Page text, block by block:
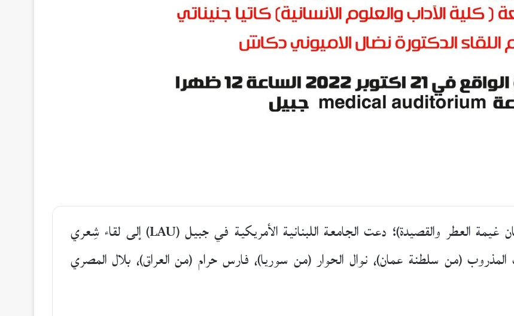
برعاية وزارة الثقافة اللبنانية وتحت عنوان (لبنان غيمة العطر والقصيدة)؛ دعت الجامعة اللبنانية الأمريكية في جبيل (LAU) إلى لقاء شِعري
(من سلطنة عمان)، نوال الحوار (من سوريا)، فارس حرام (من العراق)، بلال المصري